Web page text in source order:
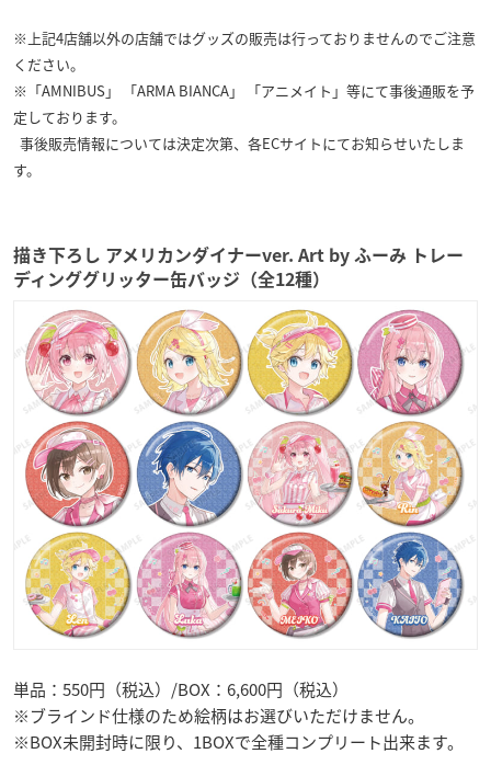
※上記4店舗以外の店舗ではグッズの販売は行っておりませんのでご注意
ください。
※「AMNIBUS」 「ARMA BIANCA」 「アニメイト」等にて事後通販を予
定しております。
事後販売情報については決定次第、各ECサイトにてお知らせいたしま
す。
描き下ろし アメリカンダイナーver. Art by ふーみ トレー
ディンググリッター缶バッジ（全12種）
単品：550円（税込）/BOX：6,600円（税込）
※ブラインド仕様のため絵柄はお選びいただけません。
※BOX未開封時に限り、1BOXで全種コンプリート出来ます。